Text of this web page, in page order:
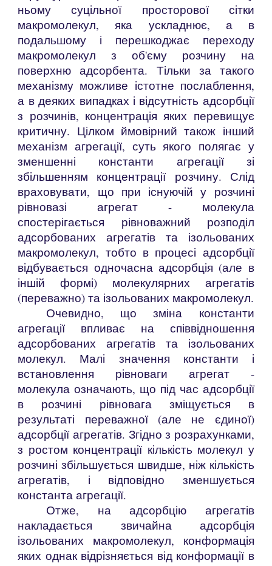
ньому суцільної просторової сітки
макромолекул, яка ускладнює, а в
подальшому і перешкоджає переходу
макромолекул з
об'єму розчину на
поверхню адсорбента. Тільки за такого
механізму можливе істотне послаблення,
а в деяких випадках і відсутність адсорбції
з розчинів, концентрація яких перевищує
критичну. Цілком ймовірний також інший
механізм агрегації, суть якого полягає у
зменшенні константи агрегації зі
збільшенням концентрації розчину. Слід
враховувати, що при існуючій у розчині
рівновазі агрегат - молекула
спостерігається рівноважний розподіл
адсорбованих агрегатів та ізольованих
макромолекул, тобто в процесі адсорбції
відбувається одночасна адсорбція (але в
іншій формі) молекулярних агрегатів
(переважно) та ізольованих макромолекул.
Очевидно, що зміна константи
агрегації впливає на співвідношення
адсорбованих агрегатів та ізольованих
молекул. Малі значення константи і
встановлення рівноваги агрегат -
молекула означають, що під час адсорбції
в розчині рівновага зміщується в
результаті переважної (але не єдиної)
адсорбції агрегатів. Згідно з розрахунками,
з ростом концентрації кількість молекул у
розчині збільшується швидше, ніж кількість
агрегатів, і відповідно зменшується
константа агрегації.
Отже, на адсорбцію агрегатів
накладається звичайна адсорбція
ізольованих макромолекул, конформація
яких однак відрізняється від конформації в